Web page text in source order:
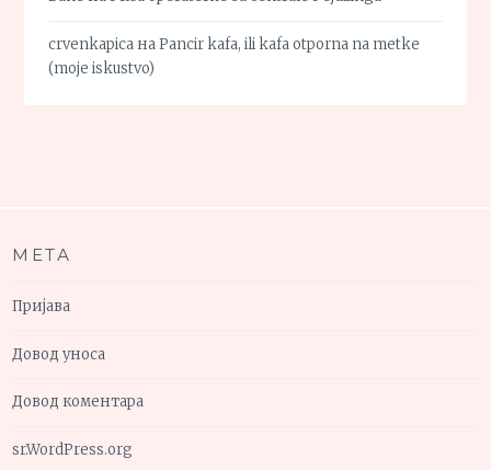
crvenkapica наPancir kafa, ili kafa otporna na metke
(moje iskustvo)
МЕТА
Пријава
Довод уноса
Довод коментара
sr.WordPress.org